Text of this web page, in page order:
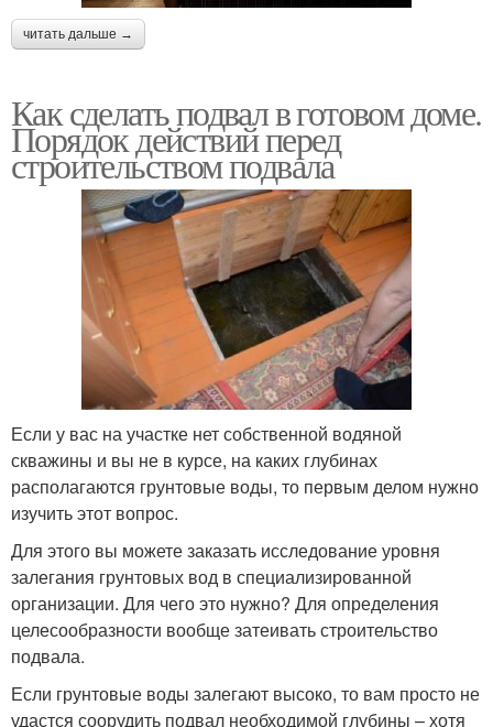
читать дальше →
Как сделать подвал в готовом доме.
Порядок действий перед
строительством подвала
Если у вас на участке нет собственной водяной
скважины и вы не в курсе, на каких глубинах
располагаются грунтовые воды, то первым делом нужно
изучить этот вопрос.
Для этого вы можете заказать исследование уровня
залегания грунтовых вод в специализированной
организации. Для чего это нужно? Для определения
целесообразности вообще затеивать строительство
подвала.
Если грунтовые воды залегают высоко, то вам просто не
удастся соорудить подвал необходимой глубины – хотя